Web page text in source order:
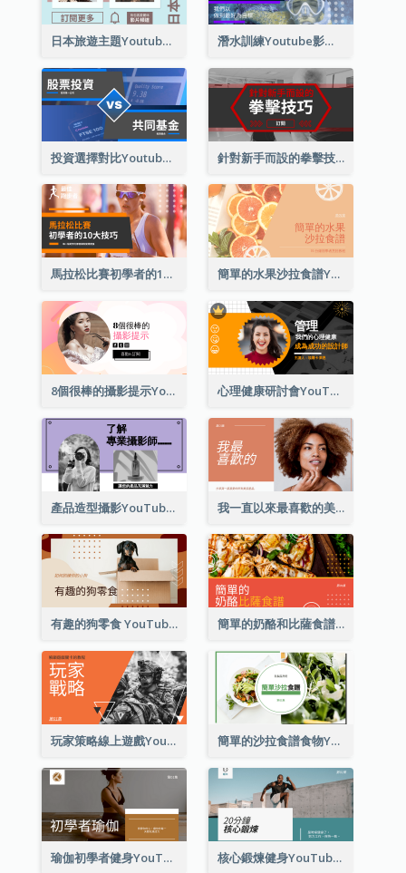
日本旅遊主題Youtube影片縮圖 潛水訓練Youtube影片縮圖
投資選擇對比Youtube影片縮圖 針對新手而設的拳擊技巧Youtube影片縮圖
馬拉松比賽初學者的10大技巧YouTube影片縮圖 簡單的水果沙拉食譜Youtube影片縮圖
8個很棒的攝影提示Youtube影片縮圖 心理健康研討會YouTube影片縮圖
產品造型攝影YouTube影片縮圖 我一直以來最喜歡的美容產品 YouTube 影片縮圖
有趣的狗零食 YouTube 影片縮圖 簡單的奶酪和比薩食譜 YouTube影片縮圖
玩家策略線上遊戲YouTube影片縮圖 簡單的沙拉食譜食物YouTube影片縮圖
瑜伽初學者健身YouTube影片縮圖 核心鍛煉健身YouTube影片縮圖